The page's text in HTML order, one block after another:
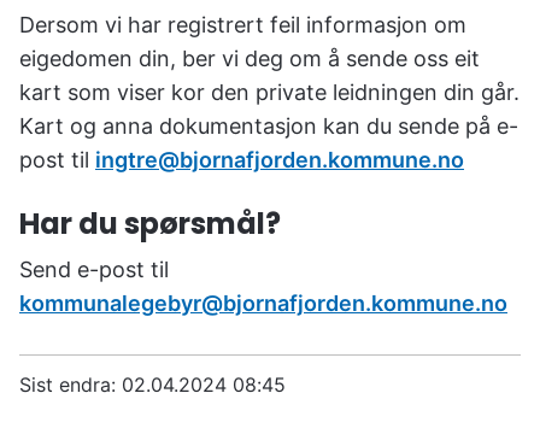
Dersom vi har registrert feil informasjon om
eigedomen din, ber vi deg om å sende oss eit
kart som viser kor den private leidningen din går.
Kart og anna dokumentasjon kan du sende på e-
post til ingtre@bjornafjorden.kommune.no
Har du spørsmål?
Send e-post til
kommunalegebyr@bjornafjorden.kommune.no
Sist endra 02.04.2024 08:45